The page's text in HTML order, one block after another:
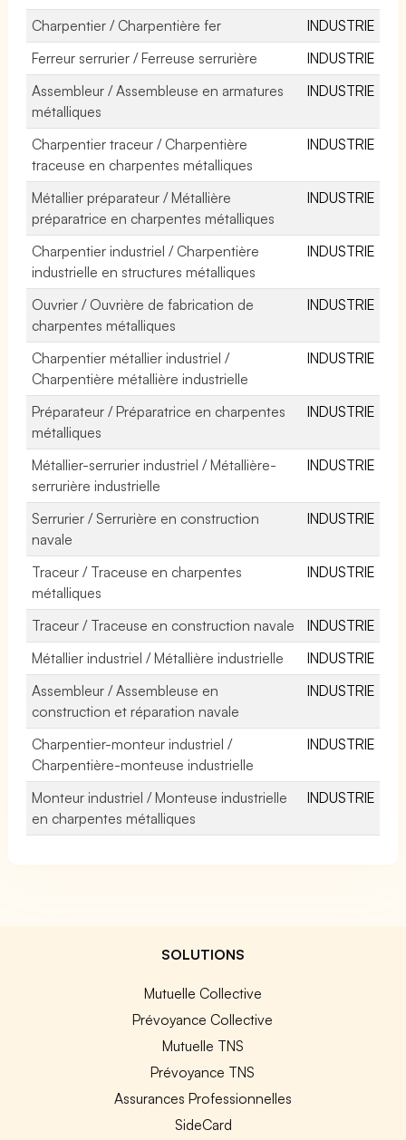
Charpentier / Charpentière fer
INDUSTRIE
Ferreur serrurier / Ferreuse serrurière
INDUSTRIE
Assembleur / Assembleuse en armatures
métalliques
INDUSTRIE
Charpentier traceur / Charpentière
traceuse en charpentes métalliques
INDUSTRIE
Métallier préparateur / Métallière
préparatrice en charpentes métalliques
INDUSTRIE
Charpentier industriel / Charpentière
industrielle en structures métalliques
INDUSTRIE
Ouvrier / Ouvrière de fabrication de
charpentes métalliques
INDUSTRIE
Charpentier métallier industriel /
Charpentière métallière industrielle
INDUSTRIE
Préparateur / Préparatrice en charpentes
métalliques
INDUSTRIE
Métallier-serrurier industriel / Métallière-
serrurière industrielle
INDUSTRIE
Serrurier / Serrurière en construction
navale
INDUSTRIE
Traceur / Traceuse en charpentes
métalliques
INDUSTRIE
Traceur / Traceuse en construction navale
INDUSTRIE
Métallier industriel / Métallière industrielle
INDUSTRIE
Assembleur / Assembleuse en
construction et réparation navale
INDUSTRIE
Charpentier-monteur industriel /
Charpentière-monteuse industrielle
INDUSTRIE
Monteur industriel / Monteuse industrielle
en charpentes métalliques
INDUSTRIE
SOLUTIONS
Mutuelle Collective
Prévoyance Collective
Mutuelle TNS
Prévoyance TNS
Assurances Professionnelles
SideCard